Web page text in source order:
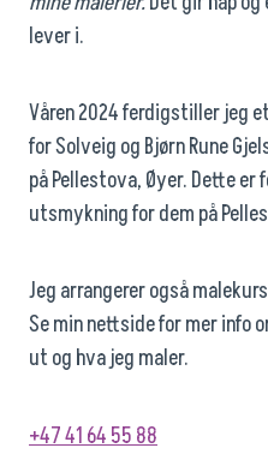
lever i.
Våren 2024 ferdigstiller jeg
for Solveig og Bjørn Rune
på Pellestova, Øyer. Dette er
utsmykning for dem på
Jeg arrangerer også
Se min nettside for mer info
ut og hva jeg maler.
+47 41 64 55 88